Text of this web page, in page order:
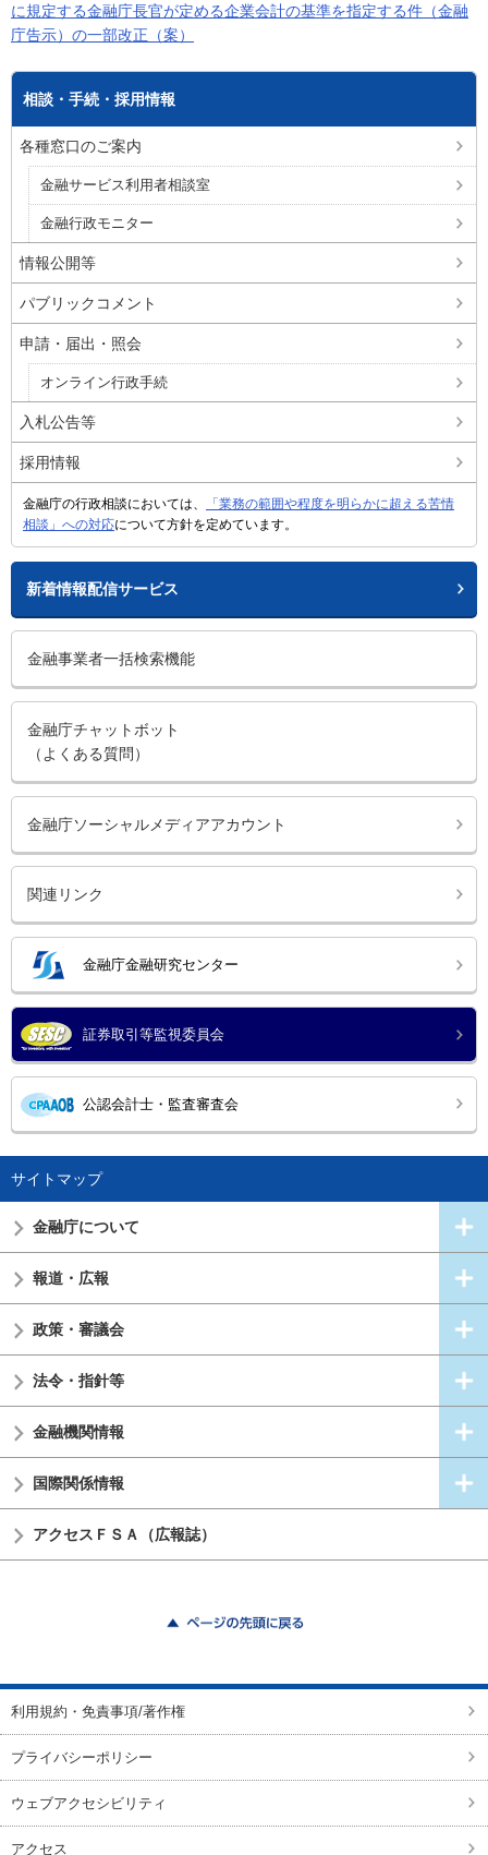
に規定する金融庁長官が定める企業会計の基準を指定する件（金融
庁告示）の一部改正（案）
相談・手続・採用情報
各種窓口のご案内
金融サービス利用者相談室
金融行政モニター
情報公開等
パブリックコメント
申請・届出・照会
オンライン行政手続
入札公告等
採用情報
金融庁の行政相談においては、
「業務の範囲や程度を明らかに超える苦情
相談」への対応について方針を定めています。
新着情報配信サービス
金融事業者一括検索機能
金融庁チャットボット
（よくある質問）
金融庁ソーシャルメディアアカウント
関連リンク
金融庁金融研究センター
証券取引等監視委員会
公認会計士・監査審査会
サイトマップ
金融庁について
報道・広報
政策・審議会
法令・指針等
金融機関情報
国際関係情報
アクセスＦＳＡ（広報誌）
利用規約・免責事項/著作権
プライバシーポリシー
ウェブアクセシビリティ
アクセス